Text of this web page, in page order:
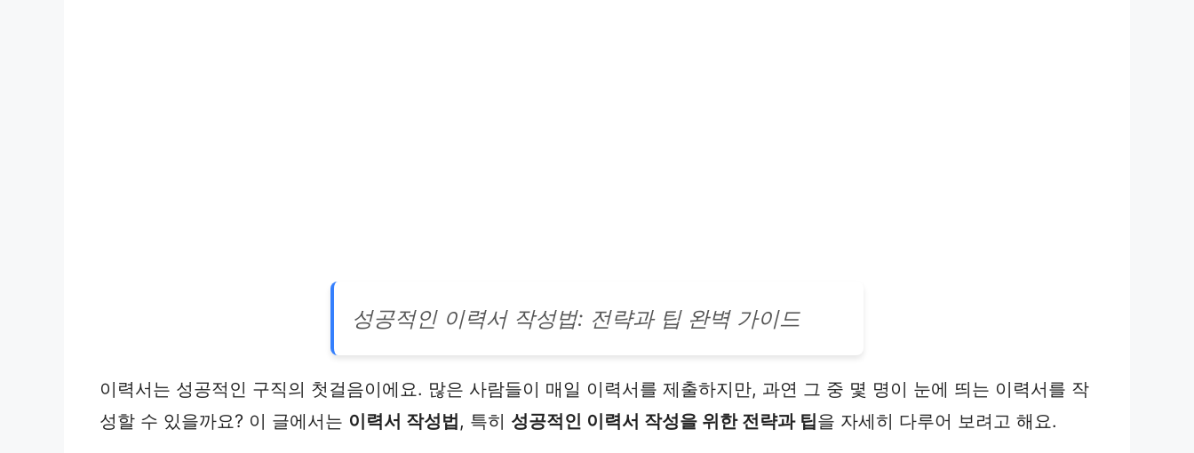
성공적인 이력서 작성법: 전략과 팁 완벽 가이드
이력서는 성공적인 구직의 첫걸음이에요. 많은 사람들이 매일 이력서를 제출하지만, 과연 그 중 몇 명이 눈에 띄는 이력서를 작
성할 수 있을까요? 이 글에서는 이력서 작성법, 특히 성공적인 이력서 작성을 위한 전략과 팁을 자세히 다루어 보려고 해요.